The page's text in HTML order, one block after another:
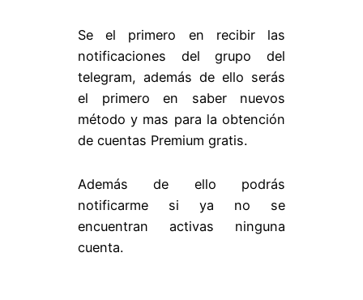
Se el primero en recibir las
notificaciones del grupo del
telegram, además de ello serás
el primero en saber nuevos
método y mas para la obtención
de cuentas Premium gratis.
Además de ello podrás
notificarme si ya no se
encuentran activas ninguna
cuenta.